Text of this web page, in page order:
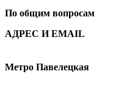
По общим вопросам
АДРЕС И EMAIL
Метро Павелецкая